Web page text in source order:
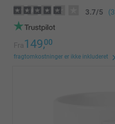
3.7/5
Fra149,00
fragtomkostninger er ikke inkluderet